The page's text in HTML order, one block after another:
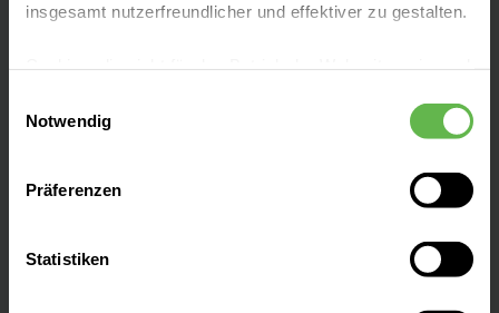
insgesamt nutzerfreundlicher und effektiver zu gestalten.
eingesetzt werden.
Es steht Ihnen frei, unsere Seite mit nur den notwendigen
Cookies zu benutzen, eine individuelle Auswahl
oder durch Auswahl von „Alle Cookies akzeptieren“ in die
Notwendig
Präferenzen
Statistiken
04289 Leipzig
Anfahrt auf Google Maps